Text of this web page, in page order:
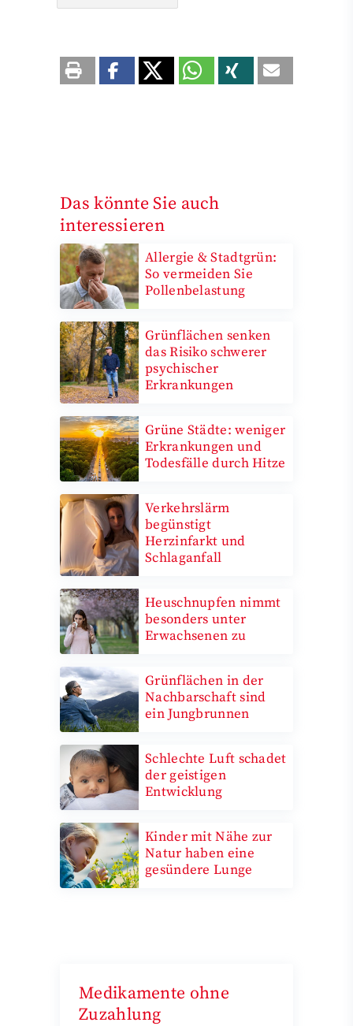
Das könnte Sie auch
interessieren
Allergie & Stadtgrün:
So vermeiden Sie
Pollenbelastung
Grünflächen senken
das Risiko schwerer
psychischer
Erkrankungen
Grüne Städte: weniger
Erkrankungen und
Todesfälle durch Hitze
Verkehrslärm
begünstigt
Herzinfarkt und
Schlaganfall
Heuschnupfen nimmt
besonders unter
Erwachsenen zu
Grünflächen in der
Nachbarschaft sind
ein Jungbrunnen
Schlechte Luft schadet
der geistigen
Entwicklung
Kinder mit Nähe zur
Natur haben eine
gesündere Lunge
Medikamente ohne
Zuzahlung